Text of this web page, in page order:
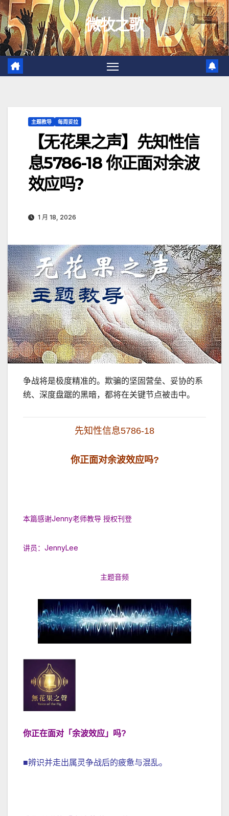
跳
至
内
容
微牧之歌
主题教导 每周妥拉
【无花果之声】先知性信
息5786-18 你正面对余波
效应吗?
1 月 18, 2026
争战将是极度精准的。欺骗的坚固营垒、妥协的系
统、深度盘踞的黑暗，都将在关键节点被击中。
先知性信息5786-18
你正面对余波效应吗?
本篇感谢Jenny老师教导 授权刊登
讲员：JennyLee
主题音频
你正在面对 「余波效应 」 吗?
■辨识并走出属灵争战后的疲惫与混乱。